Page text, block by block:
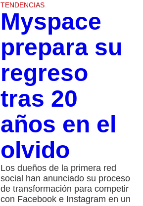
TENDENCIAS
Myspace
prepara su
regreso
tras 20
años en el
olvido
Los dueños de la primera red
social han anunciado su proceso
de transformación para competir
con Facebook e Instagram en un